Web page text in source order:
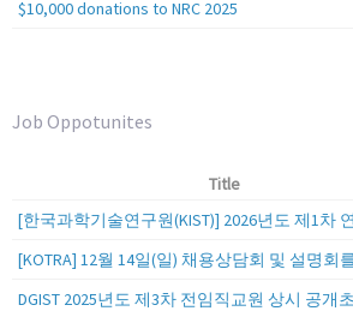
$10,000 donations to NRC 2025
Job Oppotunites
Title
[KOTRA] 12월 14일(일) 채용상담회 및 설명회
DGIST 2025년도 제3차 전임직교원 상시 공개